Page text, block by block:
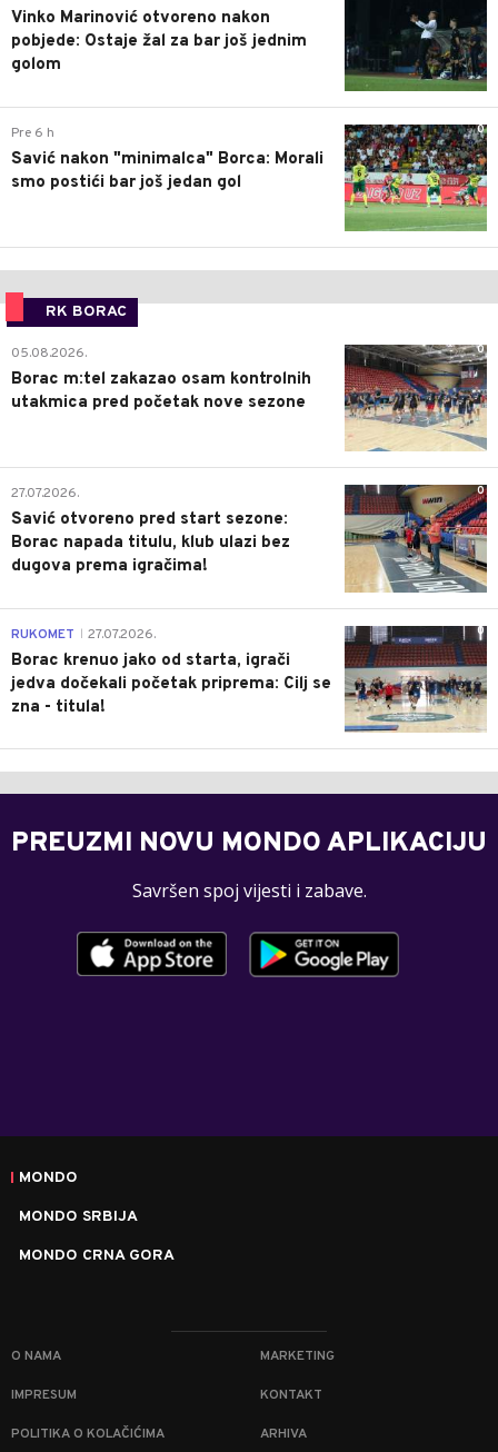
Vinko Marinović otvoreno nakon
pobjede: Ostaje žal za bar još jednim
golom
0
Pre 6 h
Savić nakon "minimalca" Borca: Morali
smo postići bar još jedan gol
RK BORAC
0
05.08.2026.
Borac m:tel zakazao osam kontrolnih
utakmica pred početak nove sezone
0
27.07.2026.
Savić otvoreno pred start sezone:
Borac napada titulu, klub ulazi bez
dugova prema igračima!
0
RUKOMET 27.07.2026.
Borac krenuo jako od starta, igrači
jedva dočekali početak priprema: Cilj se
zna - titula!
PREUZMI NOVU MONDO APLIKACIJU
Savršen spoj vijesti i zabave.
MONDO
MONDO SRBIJA
MONDO CRNA GORA
O NAMA MARKETING
IMPRESUM KONTAKT
POLITIKA O KOLAČIĆIMA ARHIVA